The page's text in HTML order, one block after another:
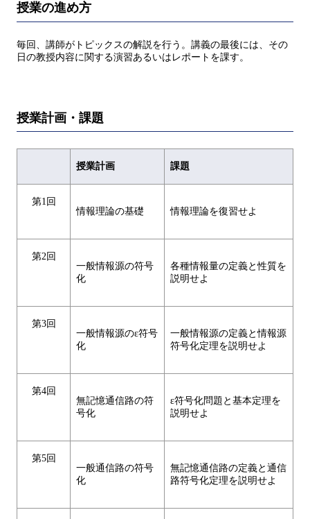
授業の進め方
毎回、講師がトピックスの解説を行う。講義の最後には、その
日の教授内容に関する演習あるいはレポートを課す。
授業計画・課題
授業計画 課題
第1回
情報理論の基礎
情報理論を復習せよ
第2回
一般情報源の符号
化
各種情報量の定義と性質を
説明せよ
第3回
一般情報源のε符号
化
一般情報源の定義と情報源
符号化定理を説明せよ
第4回
無記憶通信路の符
号化
ε符号化問題と基本定理を
説明せよ
第5回
一般通信路の符号
化
無記憶通信路の定義と通信
路符号化定理を説明せよ